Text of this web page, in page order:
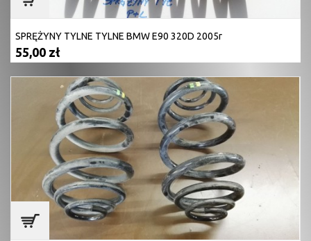
SPRĘŻYNY TYLNE TYLNE BMW E90 320D 2005r
55,00 zł